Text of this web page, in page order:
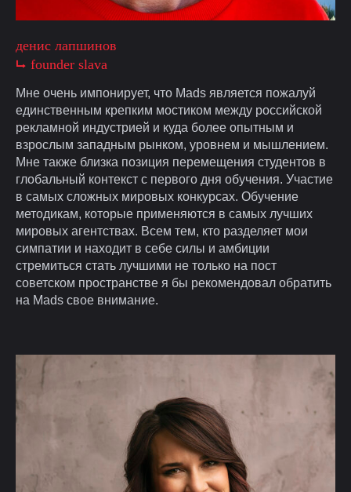
денис лапшинов
⮡ founder slava
Мне очень импонирует, что Mads является пожалуй
единственным крепким мостиком между российской
рекламной индустрией и куда более опытным и
взрослым западным рынком, уровнем и мышлением.
Мне также близка позиция перемещения студентов в
глобальный контекст с первого дня обучения. Участие
в самых сложных мировых конкурсах. Обучение
методикам, которые применяются в самых лучших
мировых агентствах. Всем тем, кто разделяет мои
симпатии и находит в себе силы и амбиции
стремиться стать лучшими не только на пост
советском пространстве я бы рекомендовал обратить
на Mads свое внимание.